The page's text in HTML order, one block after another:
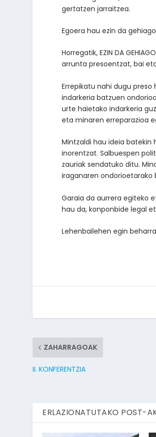
gertatzen jarraitzea.
Egoera hau ezin da
Horregatik, EZIN DA
arrunta presoentzat, bai
Errepikatu nahi dugu
indarkeria batzuen
urte haietako indarkeria
eta minaren erreparazioa
Mintzaldi hau ideia batekin
inorentzat. Salbuespen
zauriak sendatuko ditu.
iraganaren ondorioetarako
Garaia da aurrera egiteko
hau da, konponbide legal
Lehenbailehen egin
ZAHARRAGOAK
II. KONFERENTZIA
ERLAZIONATUTAKO POST-